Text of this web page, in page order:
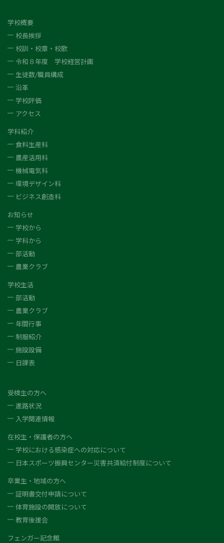
学校概要
校長挨拶
校訓・校章・校歌
令和８年度 学校経営計画
生徒数/職員構成
沿革
学校評価
アクセス
学科紹介
食料生産科
農産活用科
機械電気科
環境デザイン科
ビジネス創造科
お知らせ
学校から
学科から
部活動
農業クラブ
学校生活
部活動
農業クラブ
年間行事
制服紹介
施設設備
日課表
受検生の方へ
進路状況
入学関連情報
在校生・保護者の方へ
学校における感染症への対応について
日本スポーツ振興センター災害共済給付制度について
卒業生・地域の方へ
証明書交付申請について
体育施設の開放について
教育後援会
フェンガー記念館